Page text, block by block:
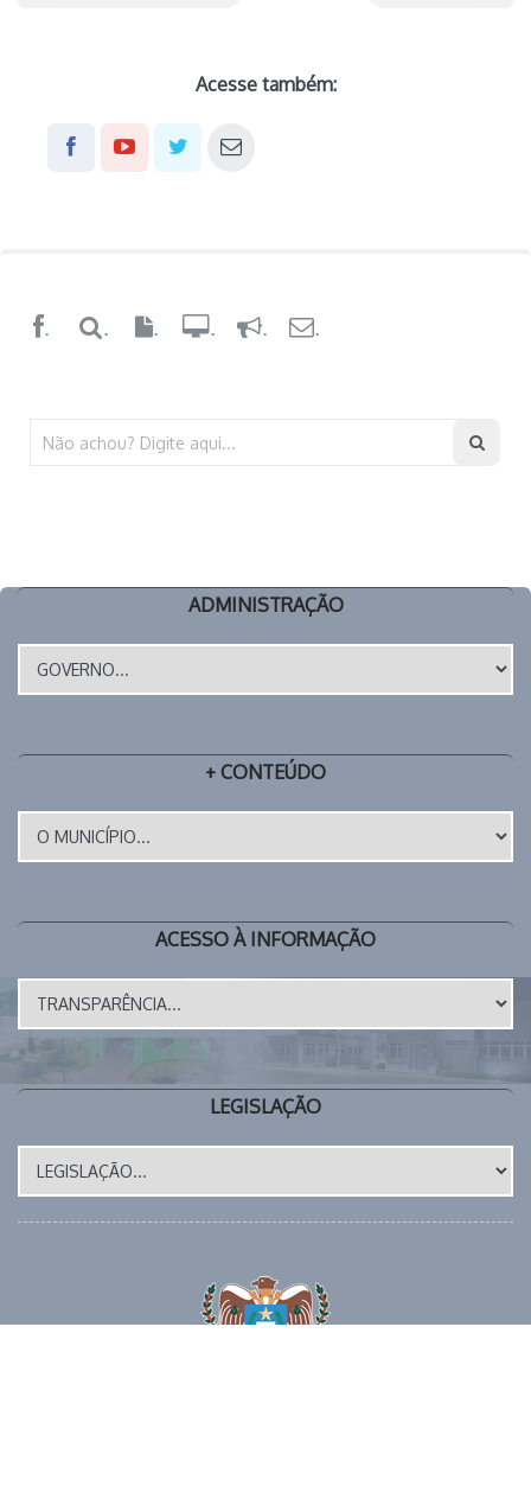
Acesse também:
. . . . . .
ADMINISTRAÇÃO
+ CONTEÚDO
ACESSO À INFORMAÇÃO
LEGISLAÇÃO